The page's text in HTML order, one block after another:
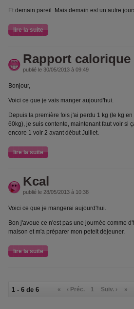
Et demain pareil. Mais demain est un autre
lire la suite
Rapport calorique
publié le 30/05/2013 à 09:49
Bonjour,
Voici ce que je vais manger aujourd'hui.
Depuis la première fois j'ai perdu 1 kg (le kg
60kg), je suis contente, maintenant faut voir si
encore 1 voir 2 avant début Juillet.
lire la suite
Kcal
publié le 28/05/2013 à 10:38
Voici ce que je mangerai aujourd'hui.
Bon j'avoue ce n'est pas une journée comme
maison et m'a préparer mon peteit déjeuner.
lire la suite
1 - 6 de 6 « ‹ Préc. 1 Suiv. › »